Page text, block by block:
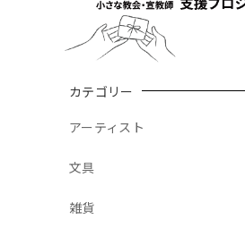
カテゴリー
アーティスト
文具
雑貨